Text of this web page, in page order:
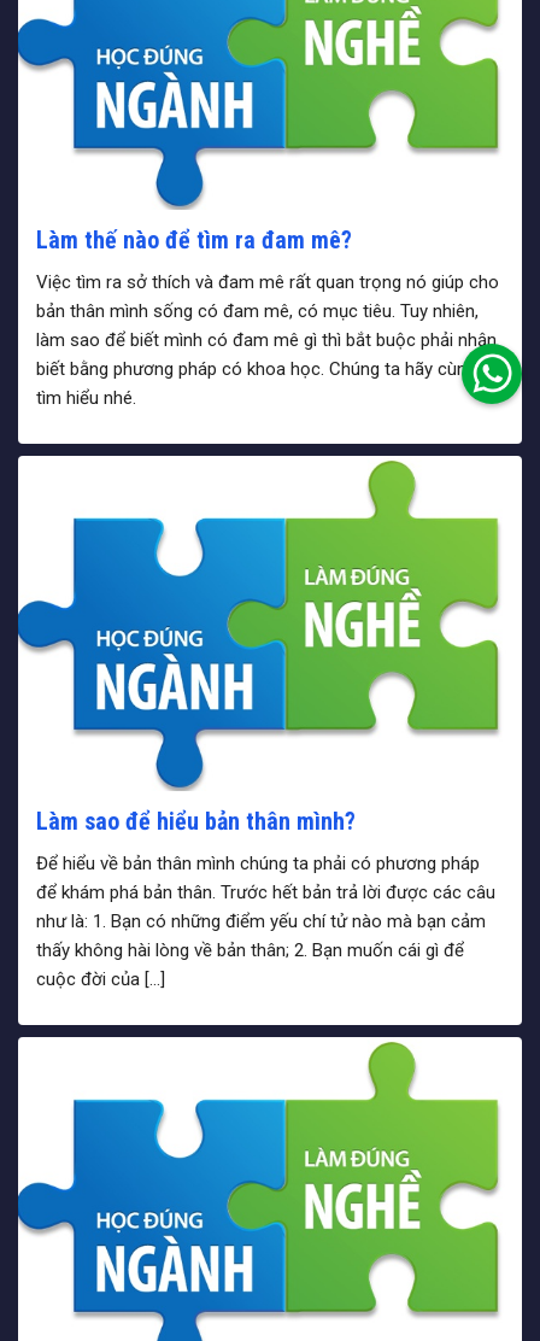
Làm thế nào để tìm ra đam mê?
Việc tìm ra sở thích và đam mê rất quan trọng nó giúp cho
bản thân mình sống có đam mê, có mục tiêu. Tuy nhiên,
làm sao để biết mình có đam mê gì thì bắt buộc phải nhận
biết bằng phương pháp có khoa học. Chúng ta hãy cùng
tìm hiểu nhé.
Làm sao để hiểu bản thân mình?
Để hiểu về bản thân mình chúng ta phải có phương pháp
để khám phá bản thân. Trước hết bản trả lời được các câu
như là: 1. Bạn có những điểm yếu chí tử nào mà bạn cảm
thấy không hài lòng về bản thân; 2. Bạn muốn cái gì để
cuộc đời của […]